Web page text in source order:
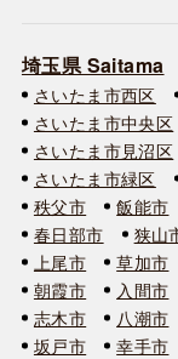
埼玉県 Saitama
さいたま市西区
さいたま市中央区
さいたま市見沼区
さいたま市緑区
秩父市
飯能市
春日部市
狭山
上尾市
草加市
朝霞市
入間市
志木市
八潮市
坂戸市
幸手市